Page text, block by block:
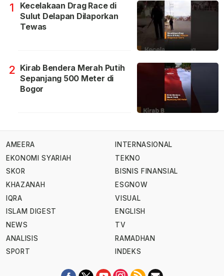
1
Kecelakaan Drag Race di
Sulut Delapan Dilaporkan
Tewas
2 Kirab Bendera Merah Putih
Sepanjang 500 Meter di
Bogor
AMEERA
EKONOMI SYARIAH
SKOR
KHAZANAH
IQRA
ISLAM DIGEST
NEWS
ANALISIS
SPORT
INTERNASIONAL
TEKNO
BISNIS FINANSIAL
ESGNOW
VISUAL
ENGLISH
TV
RAMADHAN
INDEKS